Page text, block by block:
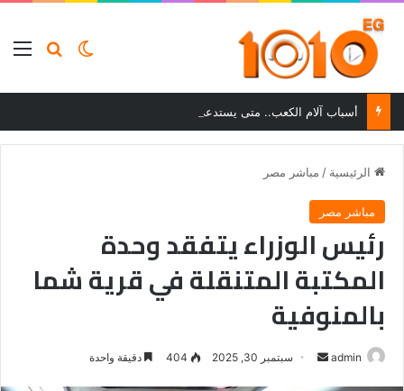
بحثالوضع
أسباب آلام الكعب.. متى يستدعي الألم زيارة الطبيب؟
الرئيسية / مباشر مصر
مباشر مصر
رئيس الوزراء يتفقد وحدة
المكتبة المتنقلة في قرية شما
بالمنوفية
admin
أرسل سبتمبر 30, 2025 404 دقيقة واحدة